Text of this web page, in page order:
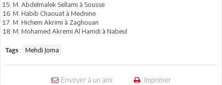
M. Abdelmalek Sellami à Sousse
M. Habib Chaouat à Mednine
M. Hichem Akrimi à Zaghouan
M. Mohamed Akremi Al Hamdi à Nabeul
Tags : Mehdi Joma
Envoyer à un ami Imprimer